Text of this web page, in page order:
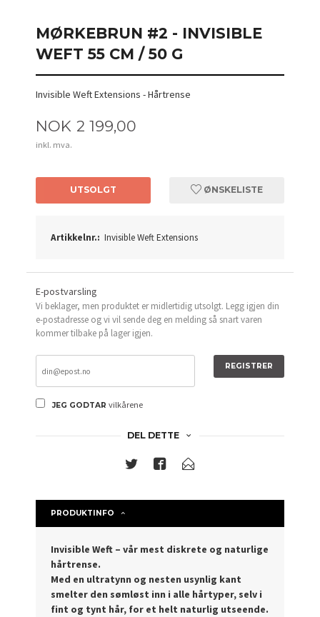
MØRKEBRUN #2 - INVISIBLE
WEFT 55 CM / 50 G
Invisible Weft Extensions - Hårtrense
Pris
NOK 2 199,00
inkl. mva.
UTSOLGT ØNSKELISTE
Artikkelnr.: Invisible Weft Extensions
E-postvarsling
Vi beklager, men produktet er midlertidig utsolgt. Legg igjen din
e-postadresse og vi vil sende deg en melding så snart varen
kommer tilbake på lager igjen.
JEG GODTAR vilkårene
REGISTRER
DEL DETTE
PRODUKTINFO
Invisible Weft – vår mest diskrete og naturlige
hårtrense.
Med en ultratynn og nesten usynlig kant
smelter den sømløst inn i alle hårtyper, selv i
fint og tynt hår, for et helt naturlig utseende.